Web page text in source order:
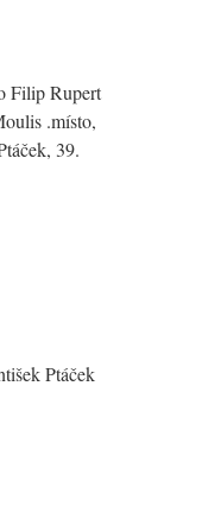
Filip Rupert
.místo,
39.
Ptáček